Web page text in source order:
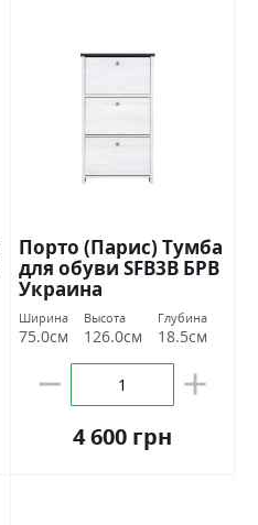
Порто (Парис) Тумба
для обуви SFB3В БРВ
Украина
Ширина
75.0см
Высота
126.0см
Глубина
18.5см
4 600 грн